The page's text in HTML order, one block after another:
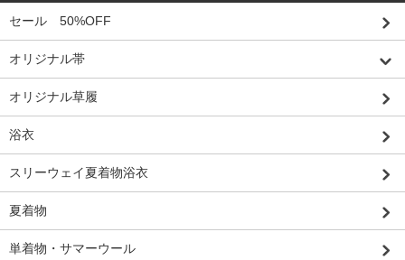
セール 50%OFF
オリジナル帯
オリジナル草履
浴衣
スリーウェイ夏着物浴衣
夏着物
単着物・サマーウール